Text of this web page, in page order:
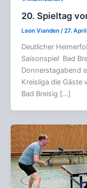
20. Spieltag
Leon Vianden/27.
Deutlicher
Saisonspiel Bad
Donnerstagabend
Kreisliga die Gäste
Bad Breisig […]